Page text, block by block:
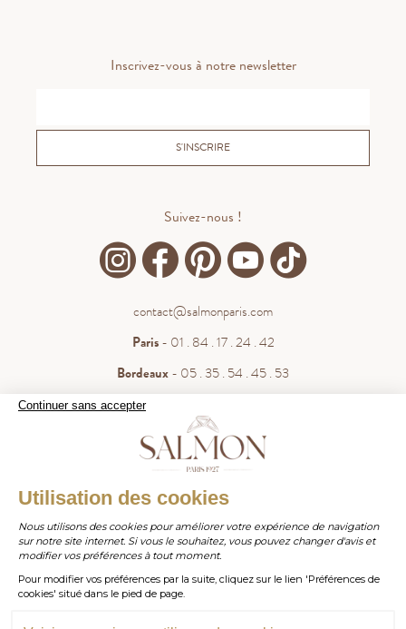
Continuer sans accepter
Utilisation des cookies
Nous utilisons des cookies pour améliorer votre expérience de navigation
sur notre site internet. Si vous le souhaitez, vous pouvez changer d'avis et
modifier vos préférences à tout moment.
Pour modifier vos préférences par la suite, cliquez sur le lien 'Préférences de
cookies' situé dans le pied de page.
WHATSAPP
E-MAIL contact@salmonparis.com
TÉL PARIS
Inscrivez-vous à notre newsletter
S'INSCRIRE
Suivez-nous !
contact@salmonparis.com
Paris- 01 . 84 . 17 . 24 . 42
Bordeaux- 05 . 35 . 54 . 45 . 53
WhatsApp
Paiement sécurisé